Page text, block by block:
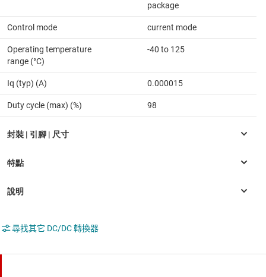
package
Control mode current mode
Operating temperature
range (°C)
-40 to 125
Iq (typ) (A) 0.000015
Duty cycle (max) (%) 98
尋找其它 DC/DC 轉換器